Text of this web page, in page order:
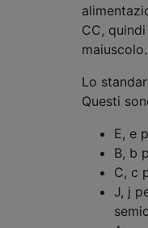
CC,
maiuscolo.
Lo
Questi
E, e
B, b
C, c
J, j